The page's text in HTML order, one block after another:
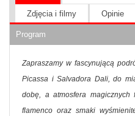
Zdjęcia i filmy Opinie
Program
Zapraszamy w fascynującą
Picassa i Salvadora Dali, do
dobę, a atmosfera magicznych
flamenco oraz smaki